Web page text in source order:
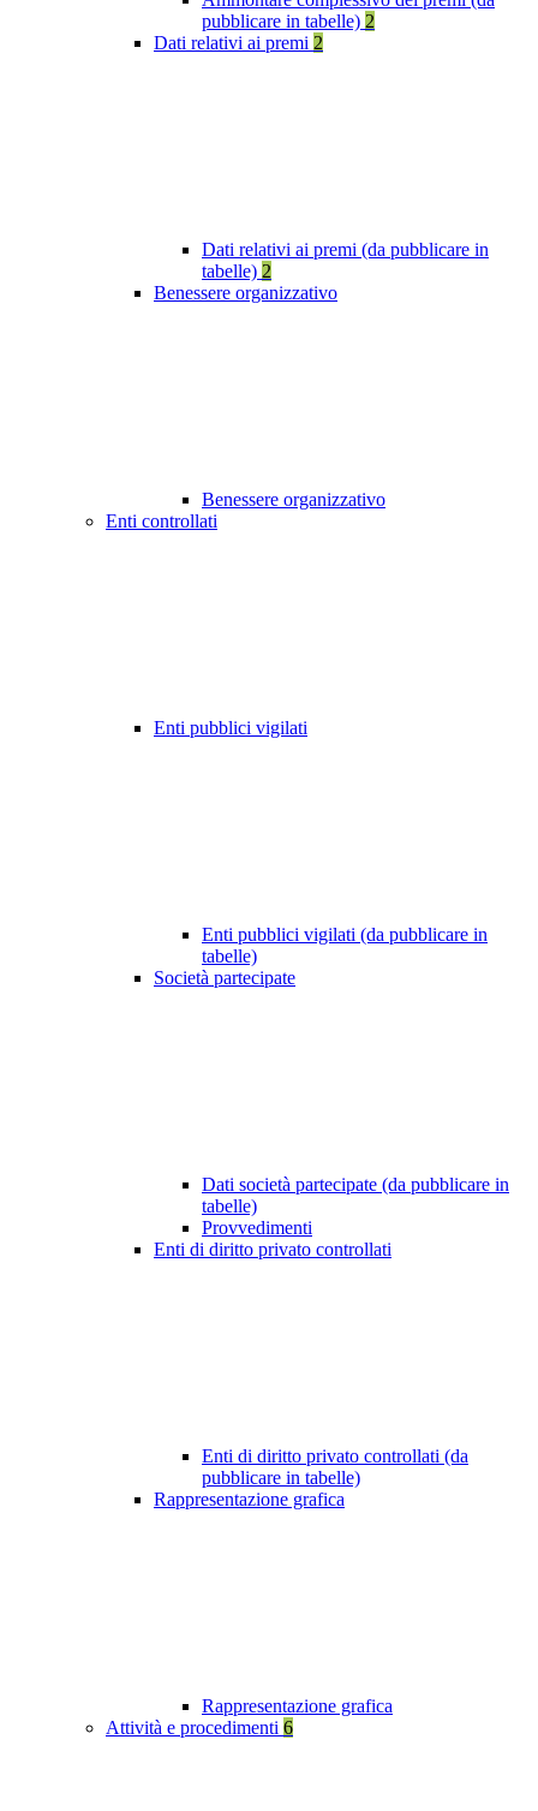
pubblicare in tabelle) 2
Dati relativi ai premi 2
Dati relativi ai premi (da pubblicare in
tabelle) 2
Benessere organizzativo
Benessere organizzativo
Enti controllati
Enti pubblici vigilati
Enti pubblici vigilati (da pubblicare in
tabelle)
Società partecipate
Dati società partecipate (da pubblicare in
tabelle)
Provvedimenti
Enti di diritto privato controllati
Enti di diritto privato controllati (da
pubblicare in tabelle)
Rappresentazione grafica
Rappresentazione grafica
Attività e procedimenti 6